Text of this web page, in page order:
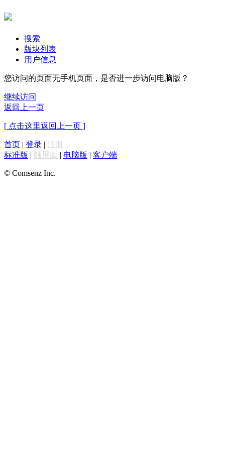
搜索
版块列表
用户信息
您访问的页面无手机页面，是否进一步访问电脑版？
继续访问
返回上一页
[ 点击这里返回上一页 ]
首页 | 登录 | 注册
标准版 | 触屏版 | 电脑版 | 客户端
© Comsenz Inc.